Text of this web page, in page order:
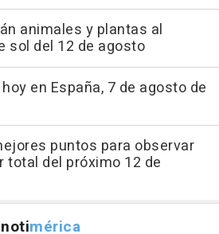
animales y plantas al
sol del 12 de agosto
en España, 7 de agosto de
puntos para observar
total del próximo 12 de
notimérica